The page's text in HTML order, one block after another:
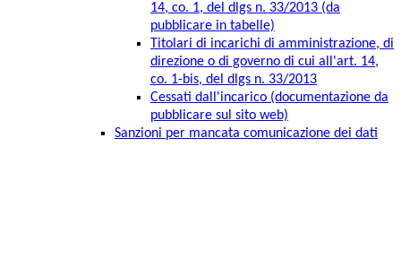
14, co. 1, del dlgs n. 33/2013 (da
pubblicare in tabelle)
Titolari di incarichi di amministrazione, di
direzione o di governo di cui all'art. 14,
co. 1-bis, del dlgs n. 33/2013
Cessati dall'incarico (documentazione da
pubblicare sul sito web)
Sanzioni per mancata comunicazione dei dati